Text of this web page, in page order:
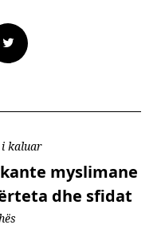
kaluar
myslimane
dhe sfidat